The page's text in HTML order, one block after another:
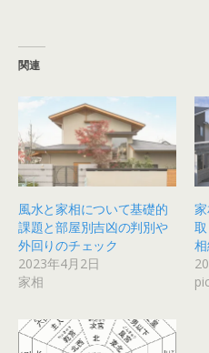
関連
風水と家相について基礎的
課題と部屋別吉凶の判別や
外回りのチェック
2023年4月2日
家相